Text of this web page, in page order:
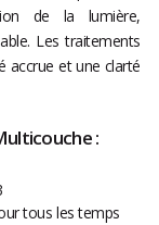
de la lumière,
Les traitements
accrue et une clarté
:
tous les temps